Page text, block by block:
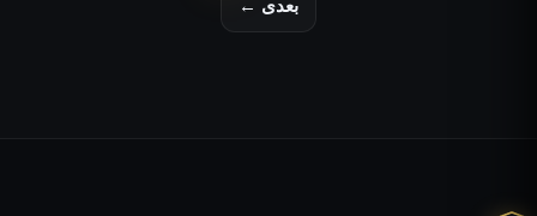
بعدی ←